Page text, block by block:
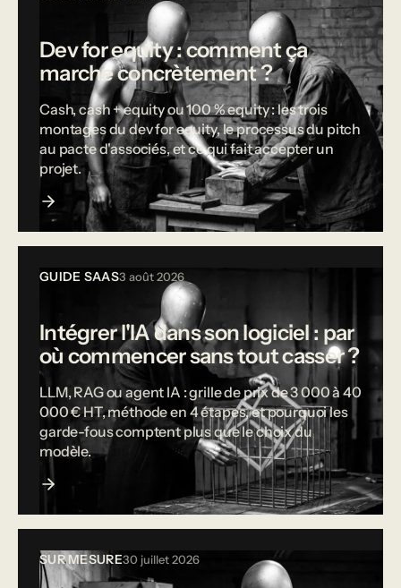
Dev for equity : comment ça
marche concrètement ?
Cash, cash + equity ou 100 % equity : les trois
montages du dev for equity, le processus du pitch
au pacte d'associés, et ce qui fait accepter un
projet.
GUIDE SAAS3 août 2026
Intégrer l'IA dans son logiciel : par
où commencer sans tout casser ?
LLM, RAG ou agent IA : grille de prix de 3 000 à 40
000 € HT, méthode en 4 étapes, et pourquoi les
garde-fous comptent plus que le choix du
modèle.
SUR MESURE30 juillet 2026